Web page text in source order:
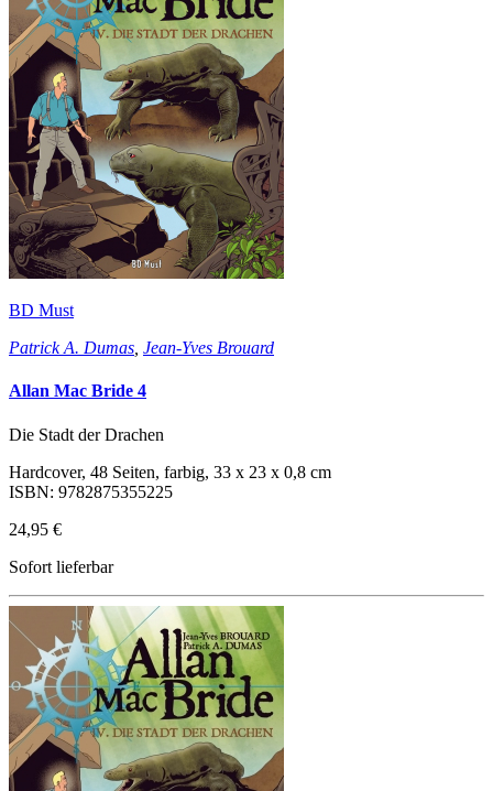
BD Must
Patrick A. Dumas Jean-Yves Brouard
Allan Mac Bride 4
Die Stadt der Drachen
Hardcover, 48 Seiten, farbig, 33 x 23 x 0,8 cm
ISBN: 9782875355225
24,95 €
Sofort lieferbar